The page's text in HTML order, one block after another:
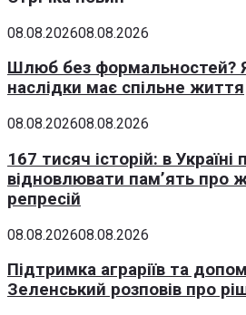
08.08.202608.08.2026
Шлюб без формальностей?
наслідки має спільне життя
08.08.202608.08.2026
167 тисяч історій: в
відновлювати пам’ять про
репресій
08.08.202608.08.2026
Підтримка аграріїв та
Зеленський розповів про